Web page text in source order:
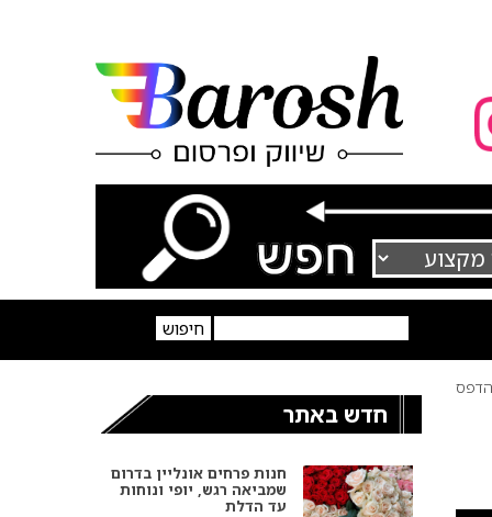
הדפס
חדש באתר
חנות פרחים אונליין בדרום
שמביאה רגש, יופי ונוחות
עד הדלת